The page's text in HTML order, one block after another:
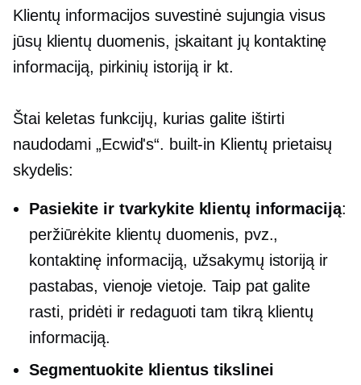
Klientų informacijos suvestinė sujungia visus
jūsų klientų duomenis, įskaitant jų kontaktinę
informaciją, pirkinių istoriją ir kt.
Štai keletas funkcijų, kurias galite ištirti
naudodami „Ecwid's“. built-in Klientų prietaisų
skydelis:
Pasiekite ir tvarkykite klientų informaciją:
peržiūrėkite klientų duomenis, pvz.,
kontaktinę informaciją, užsakymų istoriją ir
pastabas, vienoje vietoje. Taip pat galite
rasti, pridėti ir redaguoti tam tikrą klientų
informaciją.
Segmentuokite klientus tikslinei